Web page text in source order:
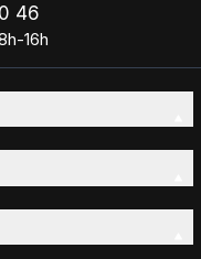
46
16h